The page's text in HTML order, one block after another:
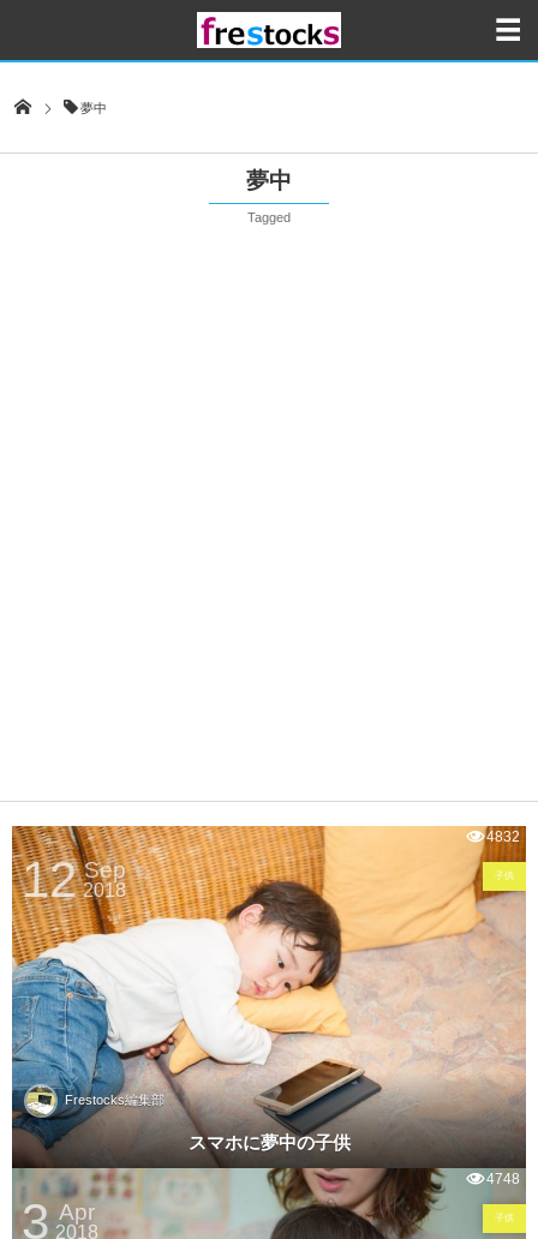
夢中
夢中
Tagged
Frestocks編集部
スマホに夢中の子供
12 Sep
2018
子供
4832
3 Apr
2018
子供
4748